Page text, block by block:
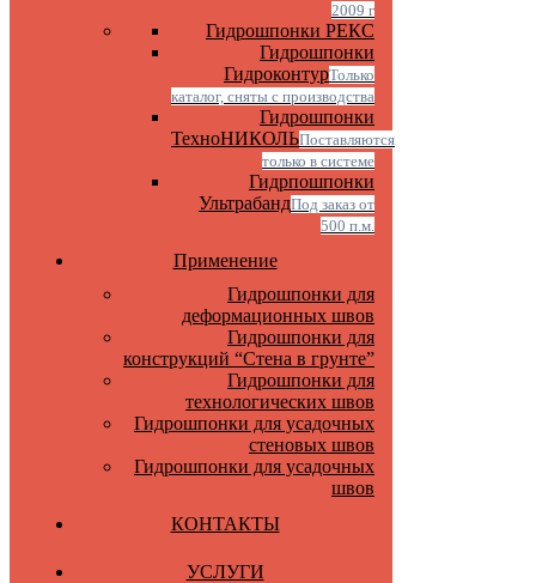
2009 г
Гидрошпонки РЕКС
Гидрошпонки
ГидроконтурТолько
каталог, сняты с производства
Гидрошпонки
ТехноНИКОЛЬПоставляются
только в системе
Гидрпошпонки
УльтрабандПод заказ от
500 п.м.
Применение
Гидрошпонки для
деформационных швов
Гидрошпонки для
конструкций “Стена в грунте”
Гидрошпонки для
технологических швов
Гидрошпонки для усадочных
стеновых швов
Гидрошпонки для усадочных
швов
КОНТАКТЫ
УСЛУГИ